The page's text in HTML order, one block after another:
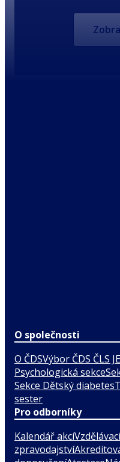
O společnosti
O ČDSVýbor ČDS ČLS
Psychologická sekce
Sekce Dětský diabetes
sester
Pro odborníky
Kalendář akcí
zpravodajství